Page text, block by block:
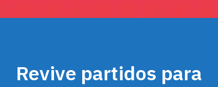
Revive partidos para